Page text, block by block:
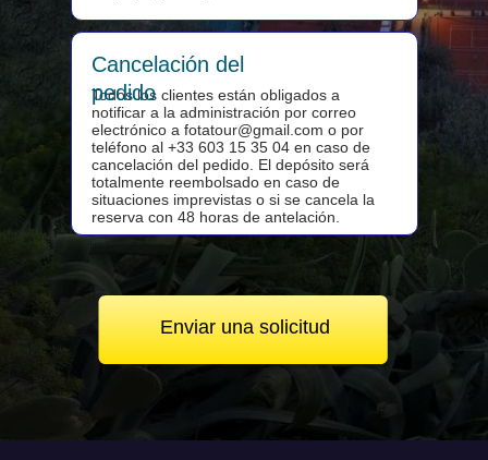
Enviar una solicitud
Todos los clientes están obligados a
notificar a la administración por correo
electrónico a fotatour@gmail.com o por
teléfono al +33 603 15 35 04 en caso de
cancelación del pedido. El depósito será
totalmente reembolsado en caso de
situaciones imprevistas o si se cancela la
reserva con 48 horas de antelación.
Cancelación del
pedido